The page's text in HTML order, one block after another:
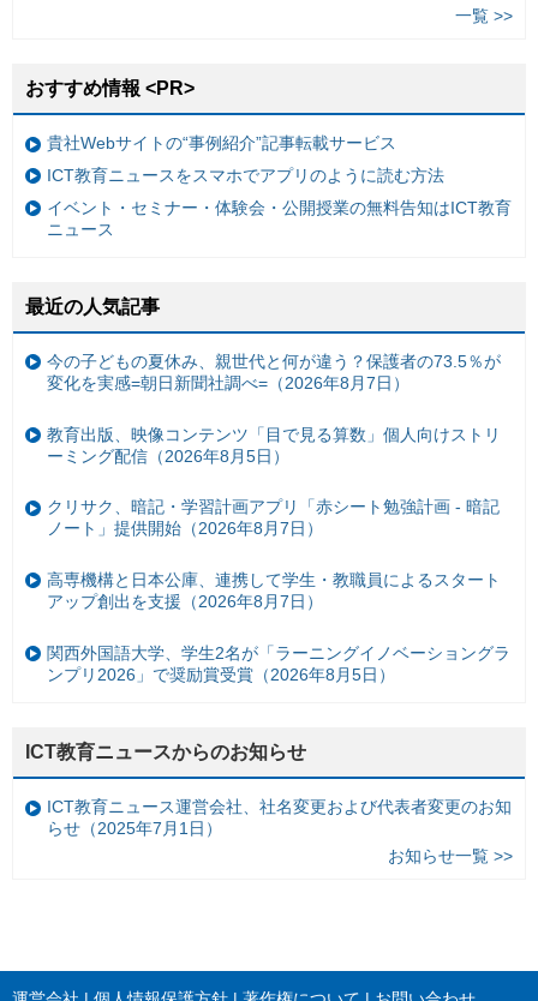
一覧 >>
おすすめ情報 <PR>
貴社Webサイトの“事例紹介”記事転載サービス
ICT教育ニュースをスマホでアプリのように読む方法
イベント・セミナー・体験会・公開授業の無料告知はICT教育
ニュース
最近の人気記事
今の子どもの夏休み、親世代と何が違う？保護者の73.5％が
変化を実感=朝日新聞社調べ=（2026年8月7日）
教育出版、映像コンテンツ「目で見る算数」個人向けストリ
ーミング配信（2026年8月5日）
クリサク、暗記・学習計画アプリ「赤シート勉強計画 - 暗記
ノート」提供開始（2026年8月7日）
高専機構と日本公庫、連携して学生・教職員によるスタート
アップ創出を支援（2026年8月7日）
関西外国語大学、学生2名が「ラーニングイノベーショングラ
ンプリ2026」で奨励賞受賞（2026年8月5日）
ICT教育ニュースからのお知らせ
ICT教育ニュース運営会社、社名変更および代表者変更のお知
らせ（2025年7月1日）
お知らせ一覧 >>